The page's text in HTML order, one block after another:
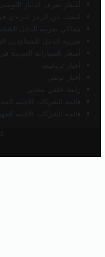
أسعار صرف الدينار
البحث عن الرمز البريدي
محاكي ضريبة الدخل
ضريبة الدخل للمتقاعدين
أسعار السيارات الجديدة
أخبار تروفيت
أخبار تونس
رابط خلفي مجاني
قائمة الشركات الأهلية
قائمة الشركات الأهلية